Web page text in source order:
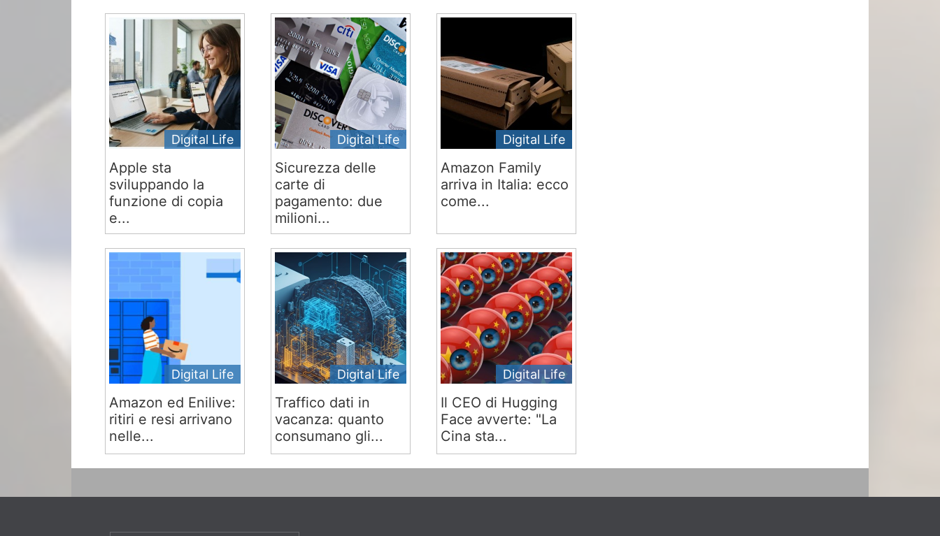
Digital Life
Apple sta
sviluppando la
funzione di copia
e...
Digital Life
Sicurezza delle
carte di
pagamento: due
milioni...
Digital Life
Amazon Family
arriva in Italia: ecco
come...
Digital Life
Amazon ed Enilive:
ritiri e resi arrivano
nelle...
Digital Life
Traffico dati in
vacanza: quanto
consumano gli...
Digital Life
Il CEO di Hugging
Face avverte: "La
Cina sta...